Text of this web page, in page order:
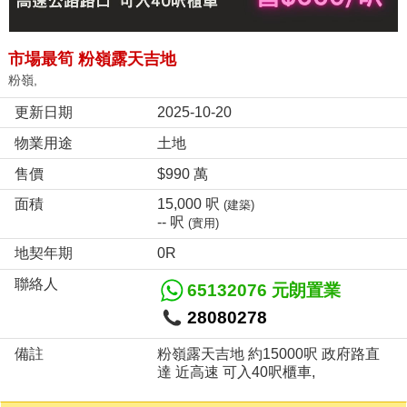
市場最筍 粉嶺露天吉地
粉嶺,
更新日期
2025-10-20
物業用途
土地
售價
$990 萬
面積
15,000 呎 (建築)
-- 呎 (實用)
地契年期
0R
聯絡人
65132076 元朗置業
28080278
備註
粉嶺露天吉地 約15000呎 政府路直
達 近高速 可入40呎櫃車,